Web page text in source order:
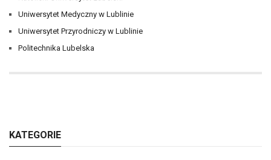
Uniwersytet Medyczny w Lublinie
Uniwersytet Przyrodniczy w Lublinie
Politechnika Lubelska
KATEGORIE